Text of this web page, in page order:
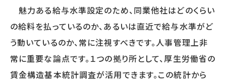
調査・診断
人事アナリシスレポート®
スマートアセスメント®
モチベーションサーベイ
360度診断
人事制度
人事制度設計
人事制度移行
関連制度設計
魅力ある給与水準設定のため、同業他社はどのくらい
の給料を払っているのか、あるいは直近で給与水準がど
う動いているのか、常に注視すべきです。人事管理上非
常に重要な論点です。１つの拠り所として、厚生労働省の
賃金構造基本統計調査が活用できます。この統計から